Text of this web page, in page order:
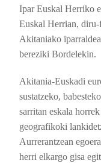
Ipar Euskal Herriko
Euskal Herrian, diru-
Akitaniako
bereziki Bordelekin.
Akitania-Euskadi
sustatzeko,
sarritan eskala
geografikoki
Aurrerantzean
herri elkargo gisa